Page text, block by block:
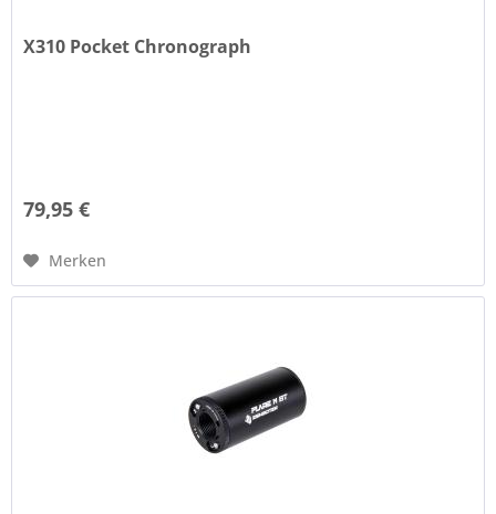
X310 Pocket Chronograph
79,95 €
Merken